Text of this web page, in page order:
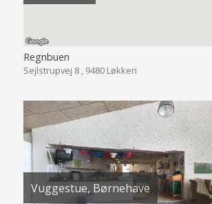
Regnbuen
Sejlstrupvej 8 , 9480 Løkken
Vuggestue, Børnehave